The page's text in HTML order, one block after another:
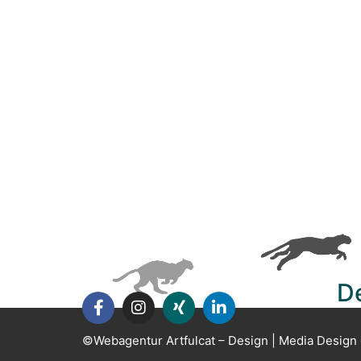
©Webagentur Artfulcat – Design | Media Design